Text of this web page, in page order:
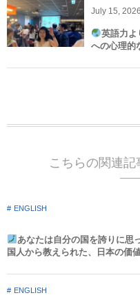
July 15, 2026
英語力よ
への心理的
こちらの関連
ENGLISH
あなたは自分の国を誇りに
国人から教えられた、日本の価
ENGLISH